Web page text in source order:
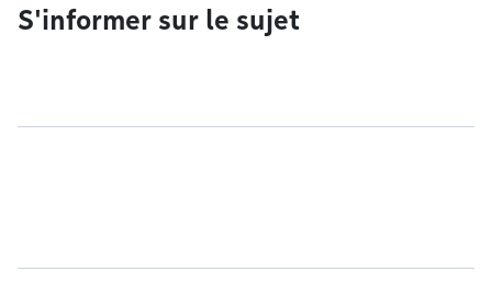
S'informer sur le sujet